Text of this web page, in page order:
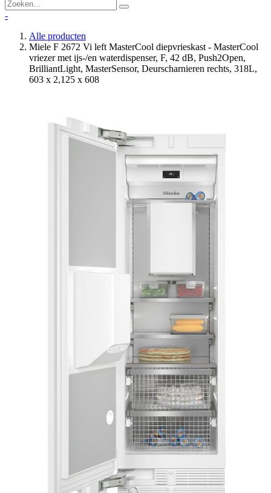
-
Alle producten
Miele F 2672 Vi left MasterCool diepvrieskast - MasterCool
vriezer met ijs-/en waterdispenser, F, 42 dB, Push2Open,
BrilliantLight, MasterSensor, Deurscharnieren rechts, 318L,
603 x 2,125 x 608